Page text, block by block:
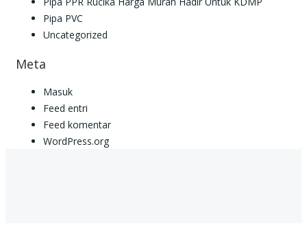
Pipa PVC
Uncategorized
Meta
Masuk
Feed entri
Feed komentar
WordPress.org